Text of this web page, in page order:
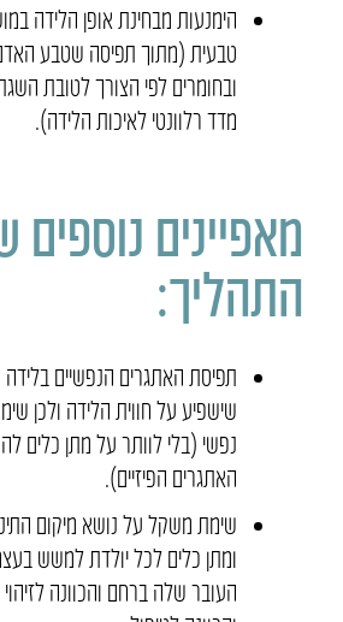
הימנעות מבחינת אופן הלידה
טבעית (מתוך תפיסה שטבע
ובחומרים לפי הצורך לטובת
מדד רלוונטי לאיכות הלידה).
מאפיינים נוספים
התהליך:
תפיסת האתגרים הנפשיים בלידה
שישפיע על חווית הלידה ולכן
נפשי (בלי לוותר על מתן כלים
האתגרים הפיזיים).
שימת משקל על נושא מיקום
ומתן כלים לכל יולדת למשש
העובר שלה ברחם והכוונה